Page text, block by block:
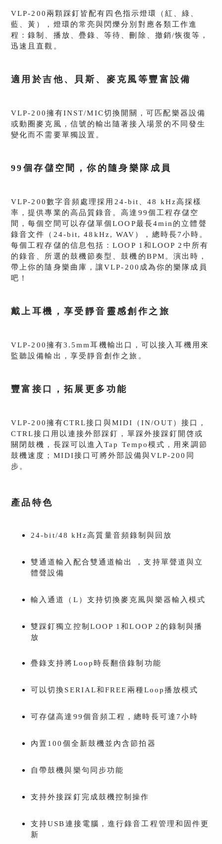
VLP-200兩顆踩釘皆配有四色指示燈環（紅、綠、
藍、黃），燈環的常亮與閃爍分別對應各類工作進
程：錄制、播放、疊錄、等待、刪除、撤銷/恢復等，
迅速且直觀。
適用於吉他、貝斯、麥克風等豐富設備
VLP-200擁有INST/MIC切換開關，可匹配樂器設備
或動圈麥克風，信號的輸出隨著接入場景的不同發生
變化而不需要單獨設置。
99個存儲空間，你的隨身樂隊成員
VLP-200數字音頻處理採用24-bit、48 kHz高採樣
率，提供專業的高品質錄音。高達99個工程存儲空
間，每個空間可以存儲單個LOOP最長4min的立體聲
錄音文件（24-bit, 48kHz, WAV），總時長7小時。
每個工程存儲的信息包括：LOOP 1和LOOP 2中所有
的錄音、所選的鼓機節奏型、鼓機的BPM。演出時，
帶上你的隨身樂曲庫，讓VLP-200成為你的樂隊成員
吧！
戴上耳機，享受靜音靈感創作之旅
VLP-200擁有3.5mm耳機輸出口，可以接入耳機用來
監聽設備輸出，享受靜音創作之旅。
豐富接口，拓展更多功能
VLP-200擁有CTRL接口與MIDI（IN/OUT）接口，
CTRL接口⽤以連接外部踩釘，單踩外接踩釘開啓或
關閉鼓機，長踩可以進入Tap Tempo模式，用來調節
鼓機速度；MIDI接口可將外部設備與VLP-200同
步。
產品特色
24-bit/48 kHz高質量音頻錄制與回放
雙通道輸入配合雙通道輸出 ，支持單聲道與立
體聲設備
輸入通道（L）支持切換麥克風與樂器輸入模式
雙踩釘獨立控制LOOP 1和LOOP 2的錄制與播
放
疊錄支持將Loop時長翻倍錄制功能
可以切換SERIAL和FREE兩種Loop播放模式
可存儲高達99個音頻工程，總時長可達7小時
內置100個全新鼓機並內含節拍器
自帶鼓機與樂句同步功能
支持外接踩釘完成鼓機控制操作
支持USB連接電腦，進行錄音工程管理和固件更
新